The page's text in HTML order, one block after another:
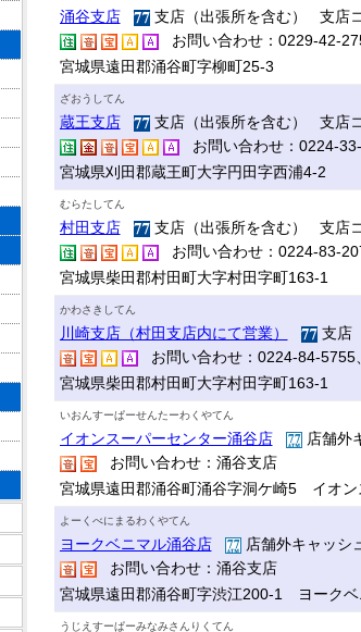
涌谷支店
支店（出張所を含む） 支店
お問い合わせ：0229-42-
宮城県遠田郡涌谷町字柳町25-3
ざおうしてん
蔵王支店
支店（出張所を含む） 支店
お問い合わせ：0224-
宮城県刈田郡蔵王町大字円田字西浦4-2
むらたしてん
村田支店
支店（出張所を含む） 支店
お問い合わせ：0224-83-
宮城県柴田郡村田町大字村田字町163-1
かわさきしてん
川崎支店（村田支店内にて営業）
支店
お問い合わせ：0224-84-5755
宮城県柴田郡村田町大字村田字町163-1
いおんすーぱーせんたーわくやてん
イオンスーパーセンター涌谷店
店舗外
お問い合わせ：涌谷支店
宮城県遠田郡涌谷町涌谷字洞ケ崎5 イオン
よーくべにまるわくやてん
ヨークベニマル涌谷店
店舗外キャッシ
お問い合わせ：涌谷支店
宮城県遠田郡涌谷町字渋江200-1 ヨークベ
うじえすーぱーみなみさんりくてん